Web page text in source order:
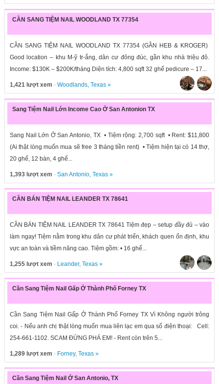
CẦN SANG TIỆM NAIL WOODLAND TX 77354
CẦN SANG TIỆM NAIL WOODLAND TX 77354 (GẦN HEB & KROGER)
Good location – khu M-ỹ tr-ắng, dân cư đông đúc, gần khu nhà triệu đô.
Income: $130K – $200K/tháng Diện tích: 4,800 sqft 32 ghế pedicure – 17...
1,421 lượt xem · Woodlands, Texas»
Sang Tiệm Nail Lớn Income Cao Ở San Antonion TX
Sang Nail Lớn Ở San Antonio, TX • Tiệm rộng: 2,700 sqft • Rent: $11,800
(Ai thật lòng muốn mua sẽ free 3 tháng tiền rent) • Tiệm hiện tại có 14 thợ,
20 ghế, 12 bàn, 4 ghế...
1,393 lượt xem · San Antonio, Texas»
CẦN BÁN TIỆM NAIL LEANDER TX 78641
CẦN BÁN TIỆM NAIL LEANDER TX 78641 Tiệm đẹp – setup đầy đủ – vào
làm ngay! Tiệm nằm trong khu dân cư phát triển, khách quen ổn định, khu
vực an toàn và tiềm năng cao. Tiệm gồm: • 16 ghế...
1,255 lượt xem · Leander, Texas»
Cần Sang Tiệm Nail Gấp Ở Thành Phố Forney TX
Cần Sang Tiệm Nail Gấp Ở Thành Phố Forney TX Vì Không người trông
coi. - Nếu anh chị thật lòng muốn mua liên lạc em qua số điện thoại: Cell:
254-661-1102. SCAM ĐỪNG PHÁ EM! - Rent còn trên 5...
1,289 lượt xem · Forney, Texas»
Cần Sang Tiệm Nail Ở San Antonio, TX